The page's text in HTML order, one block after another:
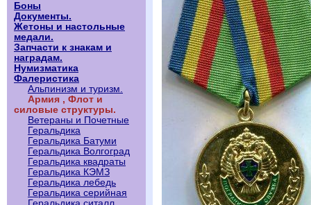
Боны
Документы.
Жетоны и настольные
медали.
Запчасти к знакам и
наградам.
Нумизматика
Фалеристика
Альпинизм и туризм.
Армия , Флот и
силовые структуры.
Ветераны и Почетные
Геральдика
Геральдика Батуми
Геральдика Волгоград
Геральдика квадраты
Геральдика КЭМЗ
Геральдика лебедь
Геральдика серийная